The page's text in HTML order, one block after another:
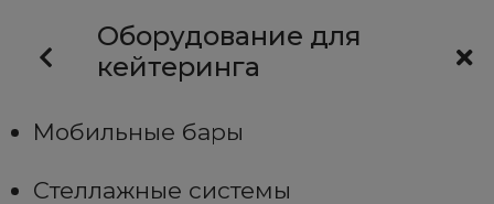
Оборудование для
кейтеринга
Мобильные бары
Стеллажные системы